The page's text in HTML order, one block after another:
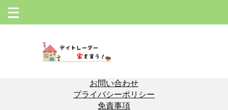
お問い合わせ
プライバシーポリシー
免責事項